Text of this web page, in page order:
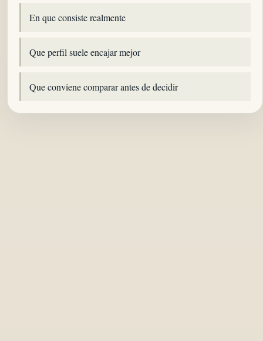
En que consiste realmente
Que perfil suele encajar mejor
Que conviene comparar antes de decidir